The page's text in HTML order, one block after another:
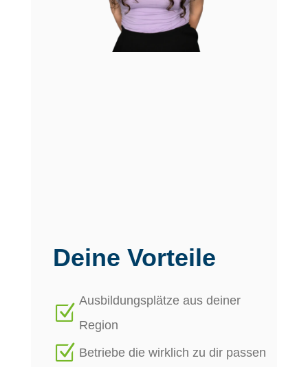
Deine Vorteile
Z
Ausbildungsplätze aus deiner
Region
Z Betriebe die wirklich zu dir passen